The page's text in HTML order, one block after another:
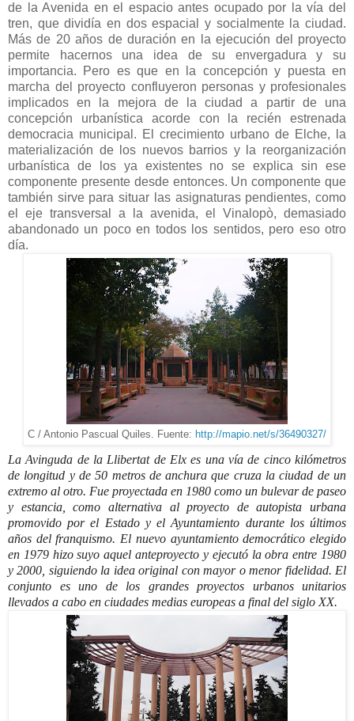
de la Avenida en el espacio antes ocupado por la vía del
tren, que dividía en dos espacial y socialmente la ciudad.
Más de 20 años de duración en la ejecución del proyecto
permite hacernos una idea de su envergadura y su
importancia. Pero es que en la concepción y puesta en
marcha del proyecto confluyeron personas y profesionales
implicados en la mejora de la ciudad a partir de una
concepción urbanística acorde con la recién estrenada
democracia municipal. El crecimiento urbano de Elche, la
materialización de los nuevos barrios y la reorganización
urbanística de los ya existentes no se explica sin ese
componente presente desde entonces. Un componente que
también sirve para situar las asignaturas pendientes, como
el eje transversal a la avenida, el Vinalopò, demasiado
abandonado un poco en todos los sentidos, pero eso otro
día.
C / Antonio Pascual Quiles. Fuente: http://mapio.net/s/36490327/
La Avinguda de la Llibertat de Elx es una vía de cinco kilómetros
de longitud y de 50 metros de anchura que cruza la ciudad de un
extremo al otro. Fue proyectada en 1980 como un bulevar de paseo
y estancia, como alternativa al proyecto de autopista urbana
promovido por el Estado y el Ayuntamiento durante los últimos
años del franquismo. El nuevo ayuntamiento democrático elegido
en 1979 hizo suyo aquel anteproyecto y ejecutó la obra entre 1980
y 2000, siguiendo la idea original con mayor o menor fidelidad. El
conjunto es uno de los grandes proyectos urbanos unitarios
llevados a cabo en ciudades medias europeas a final del siglo XX.